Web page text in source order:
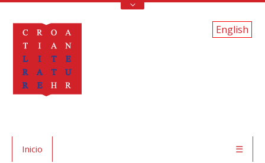
English
Inicio ☰